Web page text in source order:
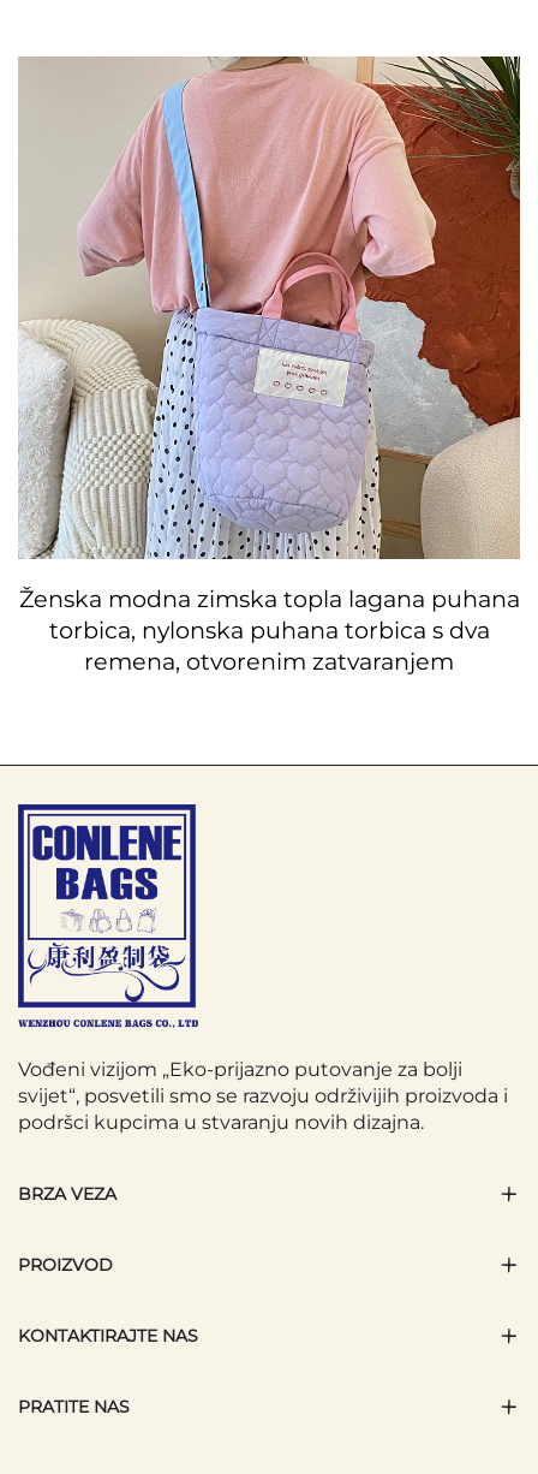
Ženska modna zimska topla lagana puhana
torbica, nylonska puhana torbica s dva
remena, otvorenim zatvaranjem
Vođeni vizijom „Eko-prijazno putovanje za bolji
svijet“, posvetili smo se razvoju održivijih proizvoda i
podršci kupcima u stvaranju novih dizajna.
BRZA VEZA
PROIZVOD
KONTAKTIRAJTE NAS
PRATITE NAS